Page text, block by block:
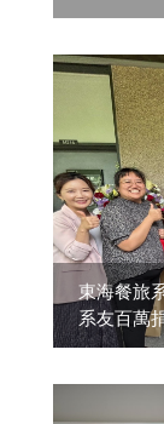
東海餐旅
系友百萬